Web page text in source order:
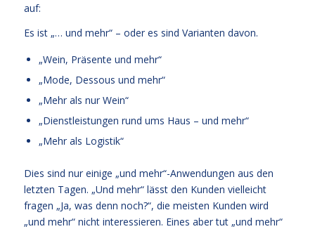
auf:
Es ist „… und mehr“ – oder es sind Varianten davon.
„Wein, Präsente und mehr“
„Mode, Dessous und mehr“
„Mehr als nur Wein“
„Dienstleistungen rund ums Haus – und mehr“
„Mehr als Logistik“
Dies sind nur einige „und mehr“-Anwendungen aus den
letzten Tagen. „Und mehr“ lässt den Kunden vielleicht
fragen „Ja, was denn noch?“, die meisten Kunden wird
„und mehr“ nicht interessieren. Eines aber tut „und mehr“